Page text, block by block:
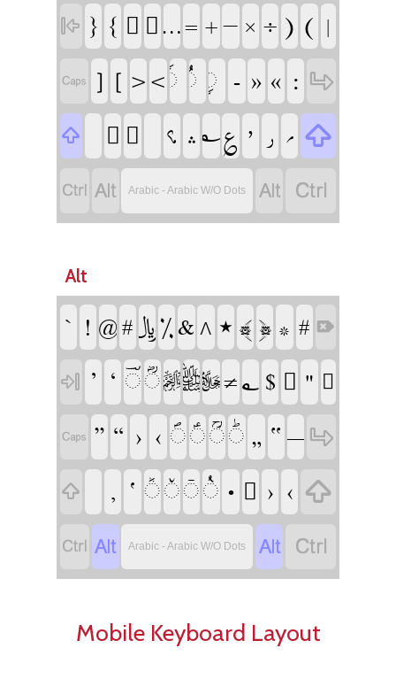
‏ ‏ ‏ ‏‏‏‏‏‏‏‏‏ ‏ ‏
‏ ‏ ‏ ‏‏ ‏ ‏ ‏ ‏ ‏
‏ ‏‏ ‏ ‏‏‏ ‏ ‏ ‏ ‏
‏ ‏ Arabic - Arabic W/O Dots ‏ ‏
Alt
‏ ‏ ‏‏‏‏‏‏‏‏‏‏ ‏ ‏
‏ ‏ ‏ ‏‏
‏
‏‏‏‏‏ ‏ ‏ ‏
‏ ‏ ‏ ‏ ‏‏‏‏‏‏ ‏‏ ‏
‏ ‏ ‏ ‏‏‏‏ ‏ ‏ ‏ ‏ ‏
‏ ‏ Arabic - Arabic W/O Dots ‏ ‏
Mobile Keyboard Layout